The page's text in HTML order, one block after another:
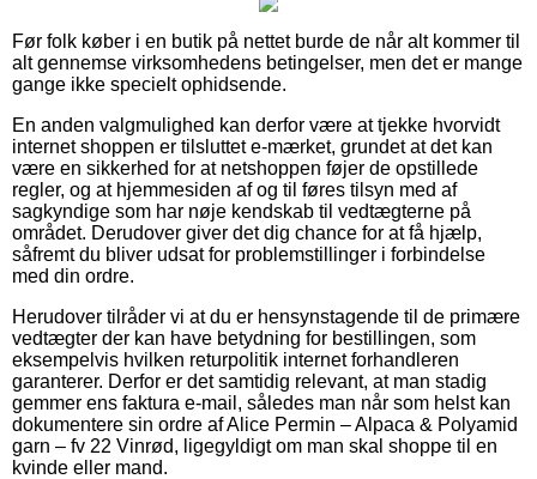
Før folk køber i en butik på nettet burde de når alt kommer til
alt gennemse virksomhedens betingelser, men det er mange
gange ikke specielt ophidsende.
En anden valgmulighed kan derfor være at tjekke hvorvidt
internet shoppen er tilsluttet e-mærket, grundet at det kan
være en sikkerhed for at netshoppen føjer de opstillede
regler, og at hjemmesiden af og til føres tilsyn med af
sagkyndige som har nøje kendskab til vedtægterne på
området. Derudover giver det dig chance for at få hjælp,
såfremt du bliver udsat for problemstillinger i forbindelse
med din ordre.
Herudover tilråder vi at du er hensynstagende til de primære
vedtægter der kan have betydning for bestillingen, som
eksempelvis hvilken returpolitik internet forhandleren
garanterer. Derfor er det samtidig relevant, at man stadig
gemmer ens faktura e-mail, således man når som helst kan
dokumentere sin ordre af Alice Permin – Alpaca & Polyamid
garn – fv 22 Vinrød, ligegyldigt om man skal shoppe til en
kvinde eller mand.